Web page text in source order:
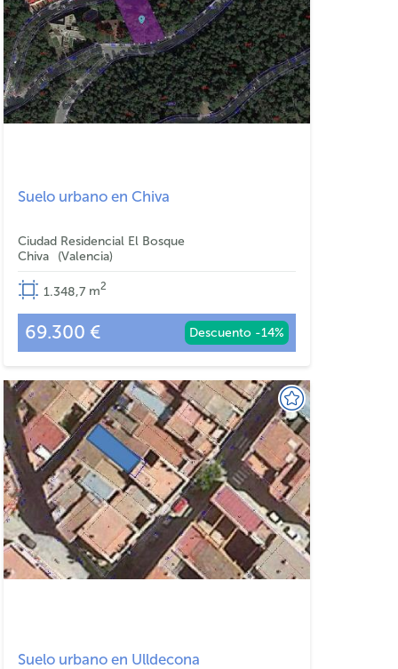
Suelo urbano en Chiva
Ciudad Residencial El Bosque
Chiva
Valencia
1.348,7 m2
69.300 € Descuento -14%
Suelo urbano en Ulldecona